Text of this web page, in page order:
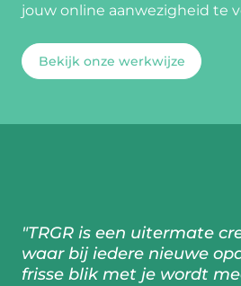
jouw online aanwezigheid te
Bekijk onze werkwijze
"TRGR is een uitermate
waar bij iedere nieuwe
frisse blik met je wordt